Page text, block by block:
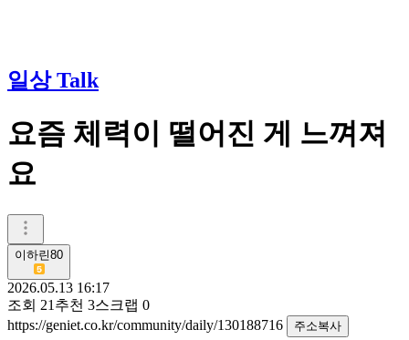
일상 Talk
요즘 체력이 떨어진 게 느껴져
요
이하린80
2026.05.13 16:17
조회 21 추천 3스크랩 0
https://geniet.co.kr/community/daily/130188716
주소복사